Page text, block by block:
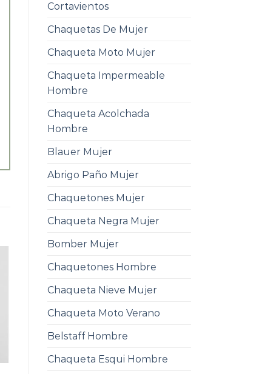
Cortavientos
Chaquetas De Mujer
Chaqueta Moto Mujer
Chaqueta Impermeable
Hombre
Chaqueta Acolchada
Hombre
Blauer Mujer
Abrigo Paño Mujer
Chaquetones Mujer
Chaqueta Negra Mujer
Bomber Mujer
Chaquetones Hombre
Chaqueta Nieve Mujer
Chaqueta Moto Verano
Belstaff Hombre
Chaqueta Esqui Hombre